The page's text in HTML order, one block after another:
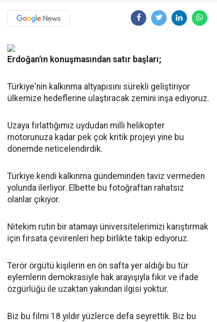
Erdoğan'ın konuşmasından satır başları;
Türkiye'nin kalkınma altyapısını sürekli geliştiriyor
ülkemize hedeflerine ulaştıracak zemini inşa ediyoruz.
Uzaya fırlattığımız uydudan milli helikopter
motorunuza kadar pek çok kritik projeyi yine bu
dönemde neticelendirdik.
Türkiye kendi kalkınma gündeminden taviz vermeden
yolunda ilerliyor. Elbette bu fotoğraftan rahatsız
olanlar çıkıyor.
Nitekim rutin bir atamayı üniversitelerimizi karıştırmak
için fırsata çevirenleri hep birlikte takip ediyoruz.
Terör örgütü kişilerin en ön safta yer aldığı bu tür
eylemlerin demokrasiyle hak arayışıyla fikir ve ifade
özgürlüğü ile uzaktan yakından ilgisi yoktur.
Biz bu filmi 18 yıldır yüzlerce defa seyrettik. Biz bu